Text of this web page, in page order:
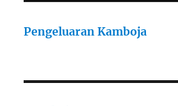
Pengeluaran Kamboja